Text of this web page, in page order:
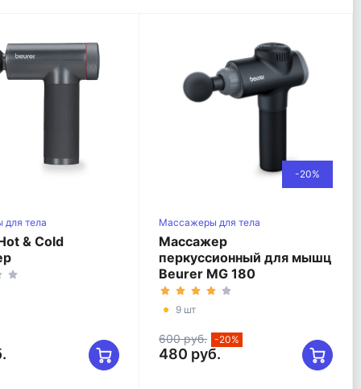
тела
& Cold
-20%
Массажеры для тела
Массажер
перкуcсионный для мышц
Beurer MG 180
9 шт
600 руб. -20%
480 руб.